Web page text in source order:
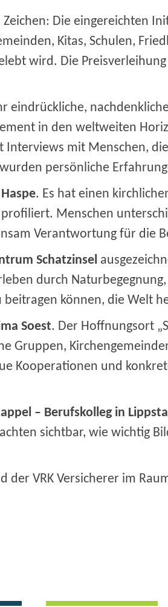
Die eingereichten
Kitas, Schulen,
wird. Die
eindrückliche,
in den weltweiten
mit Menschen,
persönliche
. Es hat einen
Menschen
Verantwortung für die
Schatzinsel
durch
können, die Welt
Soest. Der Hoffnungsort
Gruppen,
Kooperationen und
– Berufskolleg in
sichtbar, wie wichtig
der VRK Versicherer im